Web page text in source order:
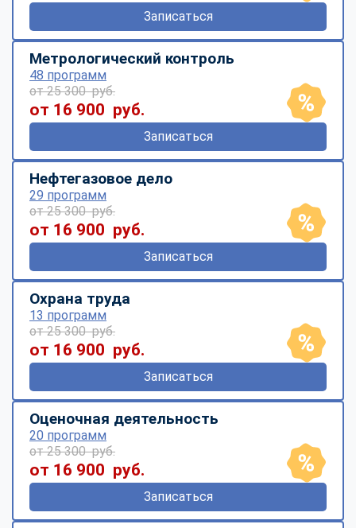
Записаться
Метрологический контроль
48 программ
от 25 300 руб.
от 16 900 руб.
Записаться
Нефтегазовое дело
29 программ
от 25 300 руб.
от 16 900 руб.
Записаться
Охрана труда
13 программ
от 25 300 руб.
от 16 900 руб.
Записаться
Оценочная деятельность
20 программ
от 25 300 руб.
от 16 900 руб.
Записаться